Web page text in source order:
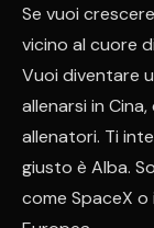
Se vuoi
vicino al cuore
Vuoi diventare
allenarsi in
allenatori. Ti
giusto è Alba.
come SpaceX o